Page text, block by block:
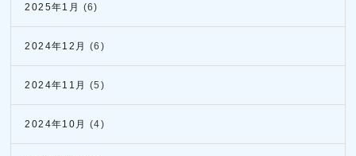
2025年1月 (6)
2024年12月 (6)
2024年11月 (5)
2024年10月 (4)